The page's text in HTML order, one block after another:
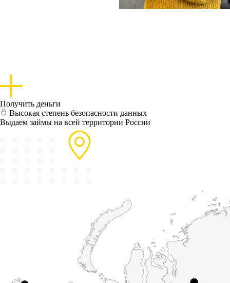
Получить деньги
Высокая степень безопасности данных
Выдаем займы на всей территории России